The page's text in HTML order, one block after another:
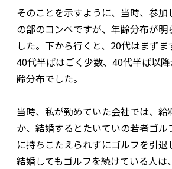
そのことを示すように、当時、参
の部のコンペですが、年齢分布が明
した。下から行くと、20代はまず
40代半ばはごく少数、40代半ば以
齢分布でした。
当時、私が勤めていた会社では、給
か、結婚するとたいていの若者ゴル
に持ちこたえられずにゴルフを引退
結婚してもゴルフを続けている人は